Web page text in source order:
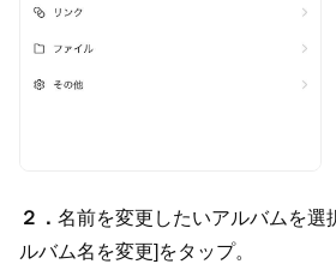
２． 名前を変更したいアルバムを選
ルバム名を変更]をタップ。